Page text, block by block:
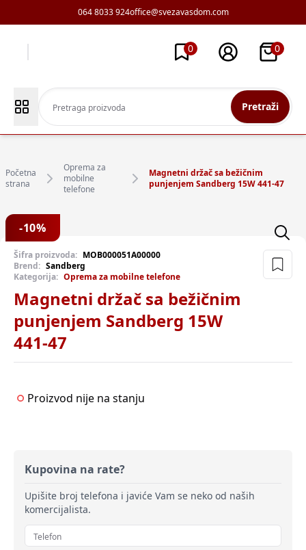
064 8033 924office@svezavasdom.com
0 0
Pretraži
Početna
strana
Oprema za
mobilne
telefone
Magnetni držač sa bežičnim
punjenjem Sandberg 15W 441-47
-10%
Šifra proizvoda: MOB000051A00000
Brend: Sandberg
Kategorija: Oprema za mobilne telefone
Magnetni držač sa bežičnim
punjenjem Sandberg 15W
441-47
Proizvod nije na stanju
Kupovina na rate?
Upišite broj telefona i javiće Vam se neko od naših
komercijalista.